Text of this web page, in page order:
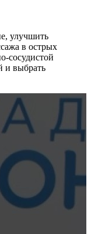
улучшить
в острых
сосудистой
и выбрать